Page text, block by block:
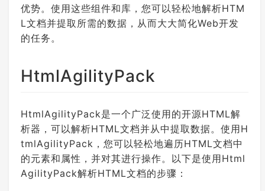
优势。使用这些组件和库，您可以轻松地解析HTM
L文档并提取所需的数据，从而大大简化Web开发
的任务。
HtmlAgilityPack
HtmlAgilityPack是一个广泛使用的开源HTML解
析器，可以解析HTML文档并从中提取数据。使用H
tmlAgilityPack，您可以轻松地遍历HTML文档中
的元素和属性，并对其进行操作。以下是使用Html
AgilityPack解析HTML文档的步骤：